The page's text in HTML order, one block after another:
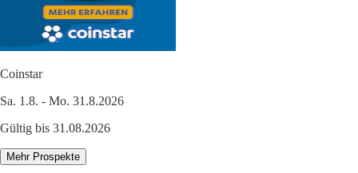
Coinstar
Sa. 1.8. - Mo. 31.8.2026
Gültig bis 31.08.2026
Mehr Prospekte